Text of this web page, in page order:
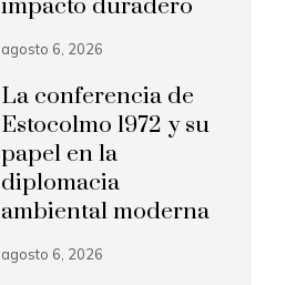
impacto duradero
agosto 6, 2026
La conferencia de
Estocolmo 1972 y su
papel en la
diplomacia
ambiental moderna
agosto 6, 2026